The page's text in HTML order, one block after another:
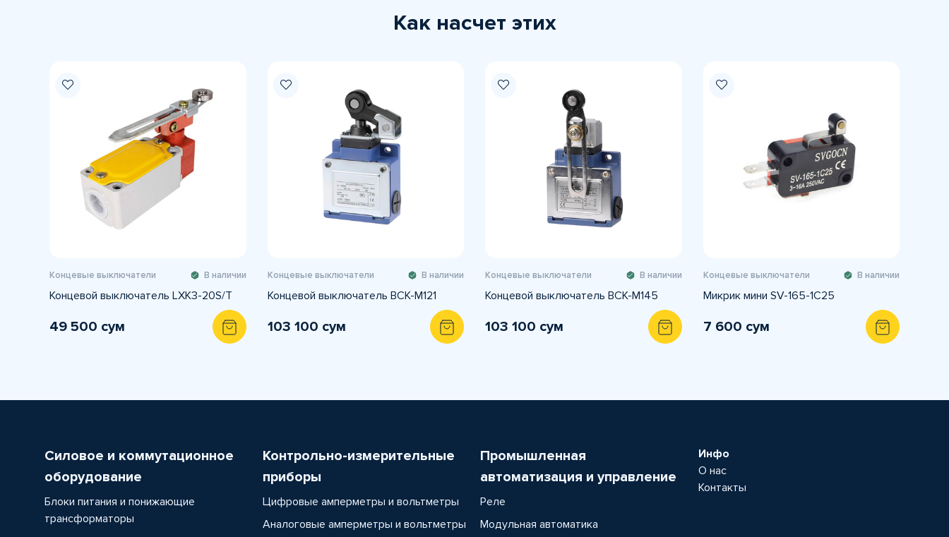
Как насчет этих
Концевые выключатели В наличии
Концевой выключатель LXK3-20S/T
49 500 сум
Концевые выключатели В наличии
Концевой выключатель BCK-M121
103 100 сум
Концевые выключатели В наличии
Концевой выключатель BCK-M145
103 100 сум
Концевые выключатели В наличии
Микрик мини SV-165-1C25
7 600 сум
Силовое и коммутационное
оборудование
Блоки питания и понижающие
трансформаторы
Контрольно-измерительные
приборы
Цифровые амперметры и вольтметры
Аналоговые амперметры и вольтметры
Промышленная
автоматизация и управление
Реле
Модульная автоматика
Инфо
О нас
Контакты